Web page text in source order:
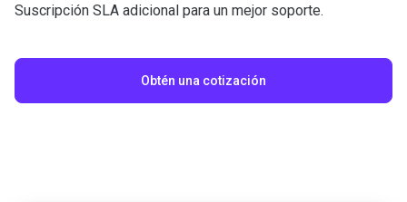
Obtén una cotización
Suscripción SLA adicional para un mejor soporte.